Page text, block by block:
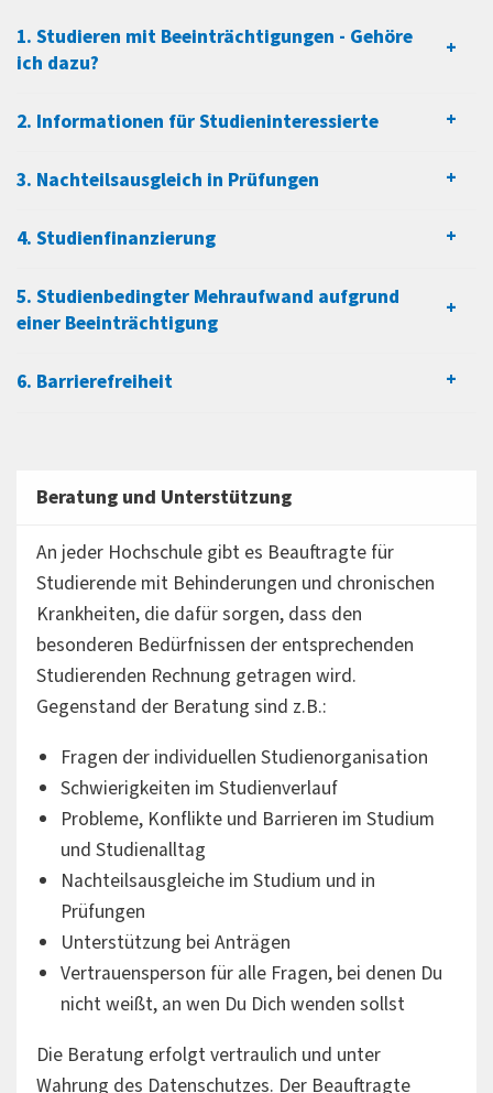
1. Studieren mit Beeinträchtigungen - Gehöre
ich dazu?
2. Informationen für Studieninteressierte
3. Nachteilsausgleich in Prüfungen
4. Studienfinanzierung
5. Studienbedingter Mehraufwand aufgrund
einer Beeinträchtigung
6. Barrierefreiheit
Beratung und Unterstützung
An jeder Hochschule gibt es Beauftragte für
Studierende mit Behinderungen und chronischen
Krankheiten, die dafür sorgen, dass den
besonderen Bedürfnissen der entsprechenden
Studierenden Rechnung getragen wird.
Gegenstand der Beratung sind z.B.:
Fragen der individuellen Studienorganisation
Schwierigkeiten im Studienverlauf
Probleme, Konflikte und Barrieren im Studium
und Studienalltag
Nachteilsausgleiche im Studium und in
Prüfungen
Unterstützung bei Anträgen
Vertrauensperson für alle Fragen, bei denen Du
nicht weißt, an wen Du Dich wenden sollst
Die Beratung erfolgt vertraulich und unter
Wahrung des Datenschutzes. Der Beauftragte